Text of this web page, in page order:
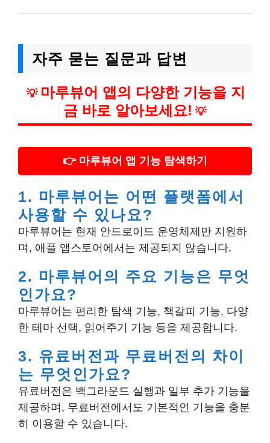
자주 묻는 질문과 답변
💡 마루뷰어 앱의 다양한 기능을 지
금 바로 알아보세요! 💡
👉 마루뷰어 앱 기능 탐색하기
1. 마루뷰어는 어떤 플랫폼에서
사용할 수 있나요?
마루뷰어는 현재 안드로이드 운영체제만 지원하
며, 애플 앱스토어에서는 제공되지 않습니다.
2. 마루뷰어의 주요 기능은 무엇
인가요?
마루뷰어는 편리한 탐색 기능, 책갈피 기능, 다양
한 테마 선택, 읽어주기 기능 등을 제공합니다.
3. 유료버전과 무료버전의 차이
는 무엇인가요?
유료버전은 백그라운드 실행과 일부 추가 기능을
제공하며, 무료버전에서도 기본적인 기능을 충분
히 이용할 수 있습니다.